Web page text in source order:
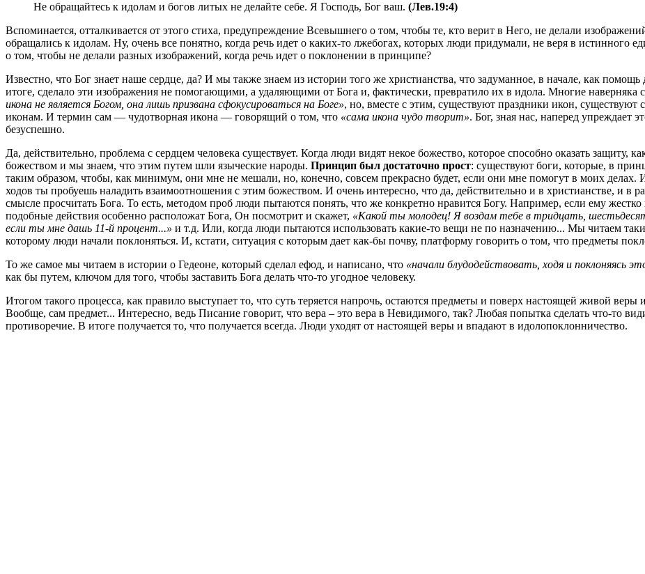
Не обращайтесь к идолам и богов литых не делайте себе. Я Господь, Бог ваш. (Лев.19:4)
Вспоминается, отталкивается от этого стиха, предупреждение Всевышнего о том, чтобы те, кто верит в Него, не делали
обращались к идолам. Ну, очень все понятно, когда речь идет о каких-то лжебогах, которых люди придумали, не веря в истинного
о том, чтобы не делали разных изображений, когда речь идет о поклонении в принципе?
Известно, что Бог знает наше сердце, да? И мы также знаем из истории того же христианства, что задуманное, в начале, как
итоге, сделало эти изображения не помогающими, а удаляющими от Бога и, фактически, превратило их в идола. Многие
икона не является Богом, она лишь призвана сфокусироваться на Боге», но, вместе с этим, существуют праздники икон,
иконам. И термин сам — чудотворная икона — говорящий о том, что «сама икона чудо творит». Бог, зная нас, наперед упреждает
безуспешно.
Да, действительно, проблема с сердцем человека существует. Когда люди видят некое божество, которое способно оказать защиту,
божеством и мы знаем, что этим путем шли языческие народы. Принцип был достаточно прост: существуют боги, которые, в
таким образом, чтобы, как минимум, они мне не мешали, но, конечно, совсем прекрасно будет, если они мне помогут в моих
ходов ты пробуешь наладить взаимоотношения с этим божеством. И очень интересно, что да, действительно и в христианстве, и в
смысле просчитать Бога. То есть, методом проб люди пытаются понять, что же конкретно нравится Богу. Например, если ему
подобные действия особенно расположат Бога, Он посмотрит и скажет, «Какой ты молодец! Я воздам тебе в тридцать,
если ты мне дашь 11-й процент...» и т.д. Или, когда люди пытаются использовать какие-то вещи не по назначению... Мы читаем
которому люди начали поклоняться. И, кстати, ситуация с которым дает как-бы почву, платформу говорить о том, что предметы
То же самое мы читаем в истории о Гедеоне, который сделал ефод, и написано, что «начали блудодействовать, ходя и поклоняясь
как бы путем, ключом для того, чтобы заставить Бога делать что-то угодное человеку.
Итогом такого процесса, как правило выступает то, что суть теряется напрочь, остаются предметы и поверх настоящей живой
Вообще, сам предмет... Интересно, ведь Писание говорит, что вера – это вера в Невидимого, так? Любая попытка сделать что-то
противоречие. В итоге получается то, что получается всегда. Люди уходят от настоящей веры и впадают в идолопоклонничество.